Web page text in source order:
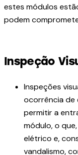
estes módulos
podem
Inspeção
Inspeções
ocorrência de
permitir a
módulo, o
elétrico e,
vandalismo,